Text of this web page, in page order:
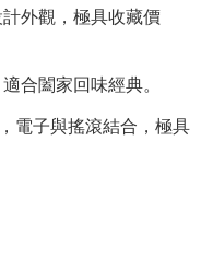
外觀，極具收藏價
合闔家回味經典。
電子與搖滾結合，極具